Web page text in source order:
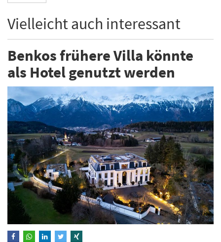
Vielleicht auch interessant
Benkos frühere Villa könnte
als Hotel genutzt werden